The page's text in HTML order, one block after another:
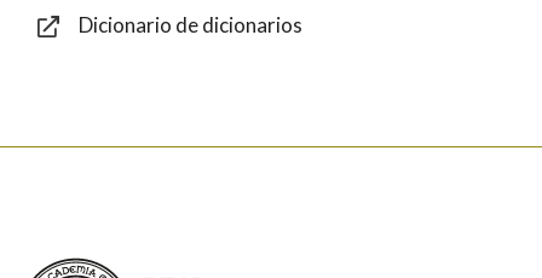
Dicionario de dicionarios
Real Academia Galega